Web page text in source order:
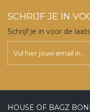
SCHRIJF JE IN
Schrijf je in voor de
HOUSE OF BAGZ